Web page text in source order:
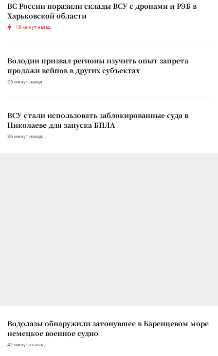
ВС России поразили склады ВСУ с дронами и РЭБ в
Харьковской области
18 минут назад
Володин призвал регионы изучить опыт запрета
продажи вейпов в других субъектах
25 минут назад
ВСУ стали использовать заблокированные суда в
Николаеве для запуска БПЛА
36 минут назад
Водолазы обнаружили затонувшее в Баренцевом море
немецкое военное судно
41 минута назад